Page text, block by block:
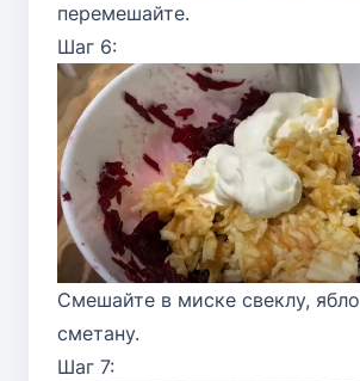
перемешайте.
Шаг 6:
Смешайте в миске свеклу,
сметану.
Шаг 7: